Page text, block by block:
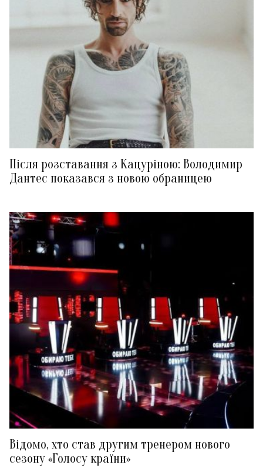
Після розставання з Кацуріною: Володимир
Дантес показався з новою обраницею
Відомо, хто став другим тренером нового
сезону «Голосу країни»